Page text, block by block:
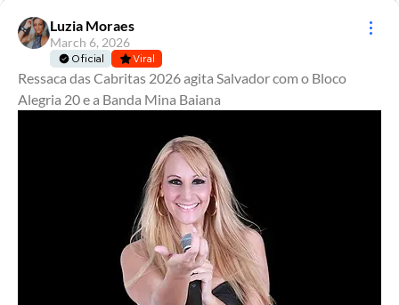
Luzia Moraes
March 6, 2026
Oficial Viral
Ressaca das Cabritas 2026 agita Salvador com o Bloco
Alegria 20 e a Banda Mina Baiana